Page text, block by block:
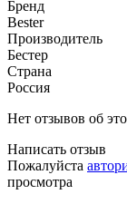
Бренд
Bester
Производитель
Бестер
Страна
Россия
Нет отзывов об
Написать отзыв
Пожалуйста
просмотра